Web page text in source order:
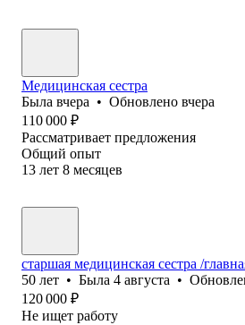
Медицинская сестра
Была вчера • Обновлено вчера
110 000 ₽
Рассматривает предложения
Общий опыт
13 лет 8 месяцев
старшая медицинская сестра /
50 лет • Была 4 августа •
120 000 ₽
Не ищет работу